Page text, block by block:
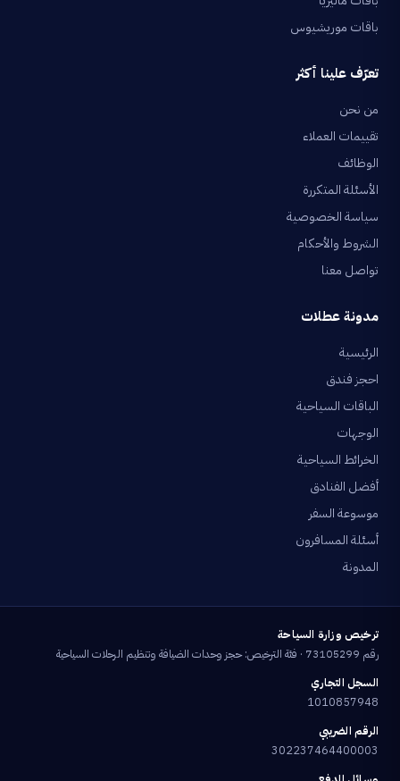
باقات موريشيوس
تعرّف علينا أكثر
من نحن
تقييمات العملاء
الوظائف
الأسئلة المتكررة
سياسة الخصوصية
الشروط والأحكام
تواصل معنا
مدونة عطلات
الرئيسية
احجز فندق
الباقات السياحية
الوجهات
الخرائط السياحية
أفضل الفنادق
موسوعة السفر
أسئلة المسافرون
المدونة
ترخيص وزارة السياحة
رقم 73105299 · فئة الترخيص: حجز وحدات الضيافة وتنظيم الرحلات السياحية
السجل التجاري
1010857948
الرقم الضريبي
302237464400003